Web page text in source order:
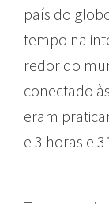
país do
tempo na
redor do
conectado
eram
e 3 horas e